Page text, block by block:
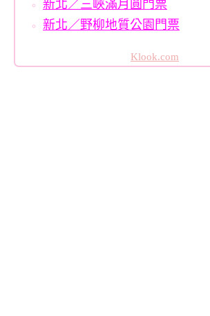
新北／三峽滿月圓門票
新北／野柳地質公園門票
Klook.com